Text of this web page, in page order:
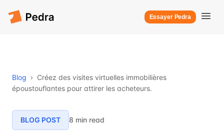
Essayer Pedra
Blog › Créez des visites virtuelles immobilières
époustouflantes pour attirer les acheteurs.
BLOG POST 8 min read